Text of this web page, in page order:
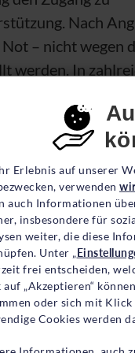
Erlebnis auf unserer
verwenden
auch Informationen
insbesondere für
weiter, die diese
Unter „
frei entscheiden,
„Akzeptieren“
oder sich mit Klick
Cookies werden
Nach
Not – nicht wegen
werden. In
bereits
Schutz wurde
zu bieten.
in einer Krise
UNO-
Sie definiert
Asyl
Bildung,